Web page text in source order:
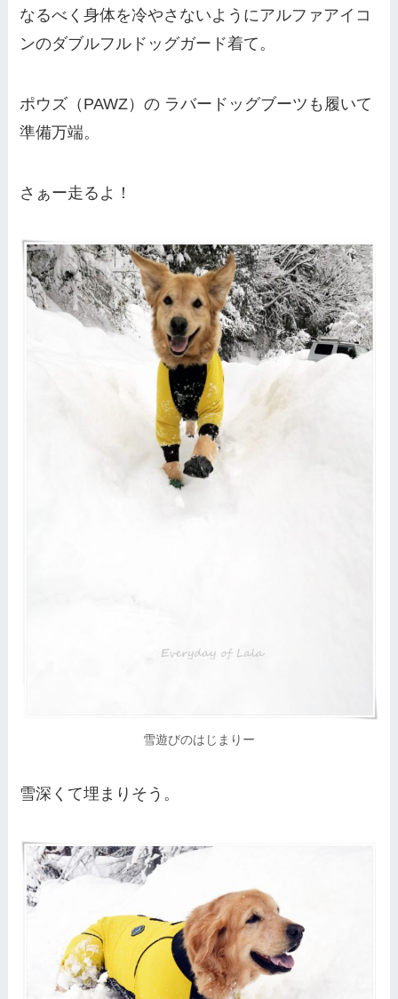
なるべく身体を冷やさないようにアルファアイコ
ンのダブルフルドッグガード着て。
ポウズ（PAWZ）の ラバードッグブーツも履いて
準備万端。
さぁー走るよ！
雪遊びのはじまりー
雪深くて埋まりそう。